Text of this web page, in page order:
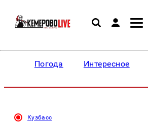
Погода Интересное
Кузбасс